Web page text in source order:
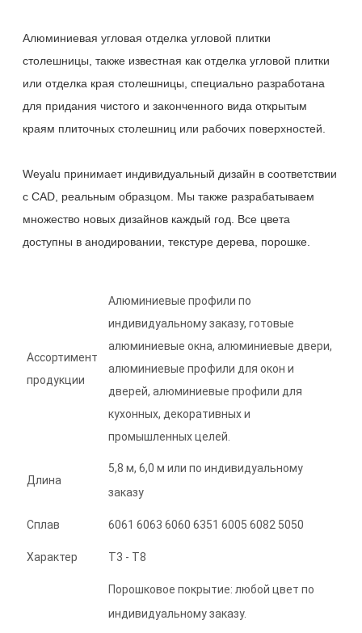
Алюминиевая угловая отделка угловой плитки
столешницы, также известная как отделка угловой плитки
или отделка края столешницы, специально разработана
для придания чистого и законченного вида открытым
краям плиточных столешниц или рабочих поверхностей.
Weyalu принимает индивидуальный дизайн в соответствии
с CAD, реальным образцом. Мы также разрабатываем
множество новых дизайнов каждый год. Все цвета
доступны в анодировании, текстуре дерева, порошке.
Ассортимент
продукции
Алюминиевые профили по
индивидуальному заказу, готовые
алюминиевые окна, алюминиевые двери,
алюминиевые профили для окон и
дверей, алюминиевые профили для
кухонных, декоративных и
промышленных целей.
Длина
5,8 м, 6,0 м или по индивидуальному
заказу
Сплав 6061 6063 6060 6351 6005 6082 5050
Характер Т3 - Т8
Порошковое покрытие: любой цвет по
индивидуальному заказу.